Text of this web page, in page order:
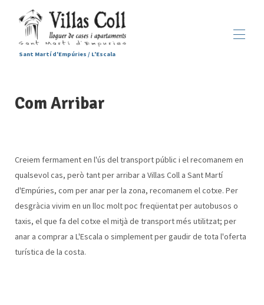
Sant Martí d'Empúries / L'Escala
Allotjaments
Contacte
Com Arribar
Creiem fermament en l'ús del transport públic i el recomanem en
qualsevol cas, però tant per arribar a Villas Coll a Sant Martí
d'Empúries, com per anar per la zona, recomanem el cotxe. Per
desgràcia vivim en un lloc molt poc freqüentat per autobusos o
taxis, el que fa del cotxe el mitjà de transport més utilitzat; per
anar a comprar a L'Escala o simplement per gaudir de tota l'oferta
turística de la costa.